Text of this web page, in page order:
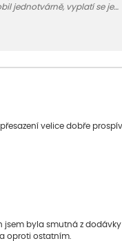
jednotvárně, vyplatí se je
článku vám
nejlépe ladí.
velice dobře
byla smutná z
oproti ostatním.